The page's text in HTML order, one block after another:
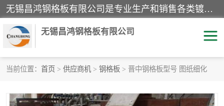
无锡昌鸿钢格板有限公司是专业生产和销售各类镀锌钢格板、镀锌钢格栅、不锈钢钢格及其相关产品的现代化企业。公司产品广泛运用于石油、化工、港口、电力、运输、造纸、医药、钢铁、食品、市政、房地产、制造业等各个领域。
无锡昌鸿钢格板有限公司
当前位置： 首页 > 供应商机 > 钢格板 > 晋中钢格板型号 图纸细化